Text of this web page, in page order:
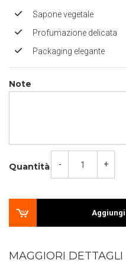
Sapone vegetale
Profumazione delicata
Packaging elegante
Note
Quantità - +
MAGGIORI DETTAGLI